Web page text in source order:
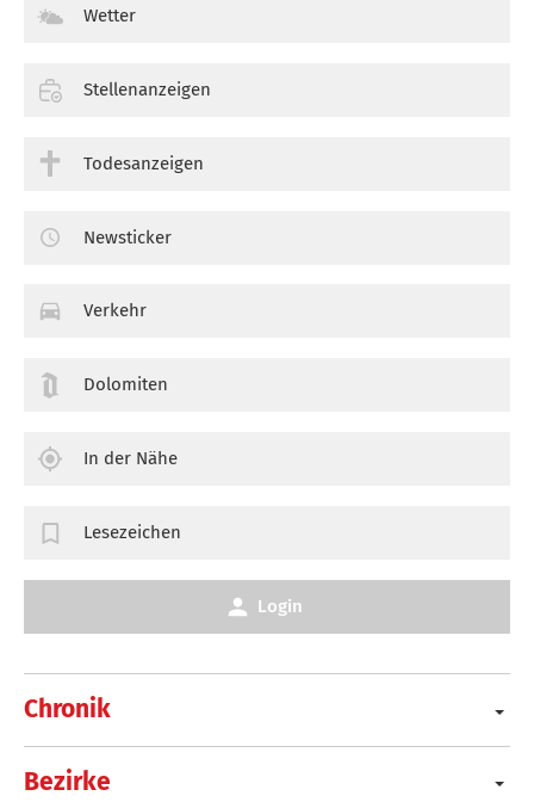
Chronik
Bezirke
Wetter
Stellenanzeigen
Todesanzeigen
Newsticker
Verkehr
Dolomiten
In der Nähe
Lesezeichen
Login